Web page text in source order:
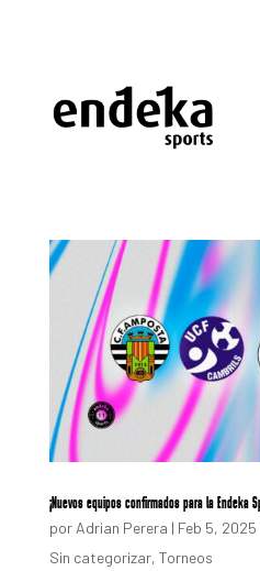
¡Nuevos equipos confirmados para la Endeka
por Adrian Perera | Feb 5, 2025
Sin categorizar, Torneos